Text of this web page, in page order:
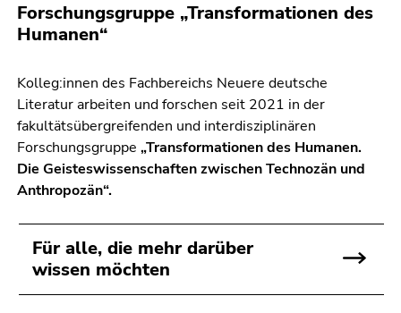
Forschungsgruppe „Transformationen des
Humanen“
Kolleg:innen des Fachbereichs Neuere deutsche
Literatur arbeiten und forschen seit 2021 in der
fakultätsübergreifenden und interdisziplinären
Forschungsgruppe „Transformationen des Humanen.
Die Geisteswissenschaften zwischen Technozän und
Anthropozän“.
Für alle, die mehr darüber
wissen möchten